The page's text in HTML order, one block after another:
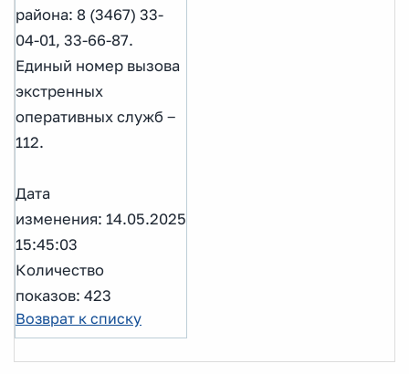
района: 8 (3467) 33-
04-01, 33-66-87.
Единый номер вызова
экстренных
оперативных служб ‒
112.
Дата
изменения: 14.05.2025
15:45:03
Количество
показов: 423
Возврат к списку